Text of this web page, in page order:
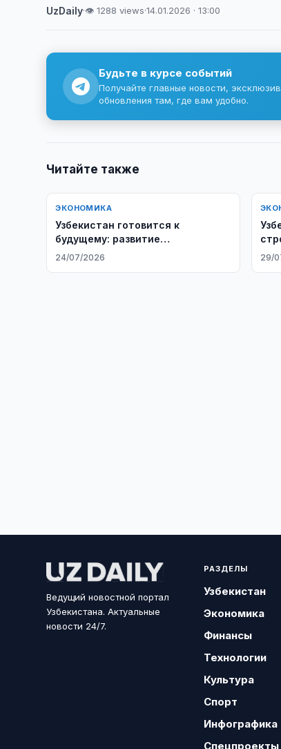
UzDaily·👁 1288 views·14.01.2026 · 13:00
Будьте в курсе событий
Получайте главные новости,
обновления там, где вам удобно.
Читайте также
ЭКОНОМИКА
Узбекистан готовится к
будущему: развитие
человеческого капитала и рынка
24/07/2026 29/
Ведущий новостной портал
Узбекистана. Актуальные
новости 24/7.
РАЗДЕЛЫ
Узбекистан
Экономика
Финансы
Технологии
Культура
Спорт
Инфографика
Спецпроекты